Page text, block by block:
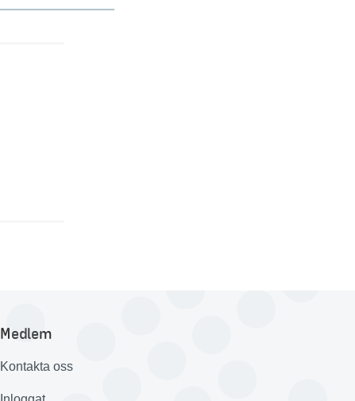
Medlem
Kontakta oss